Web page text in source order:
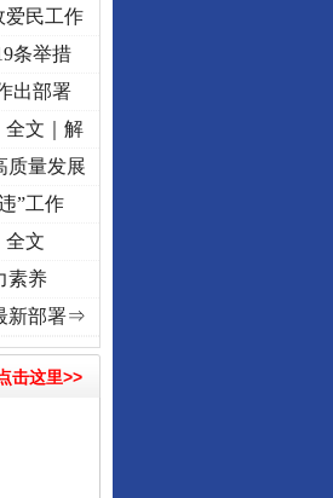
国行 | 遵义：雄关漫道展新颜..
爱民工作
条举措
出部署
全文｜解
质量发展
”工作
全文
素养
新部署⇒
击这里>>